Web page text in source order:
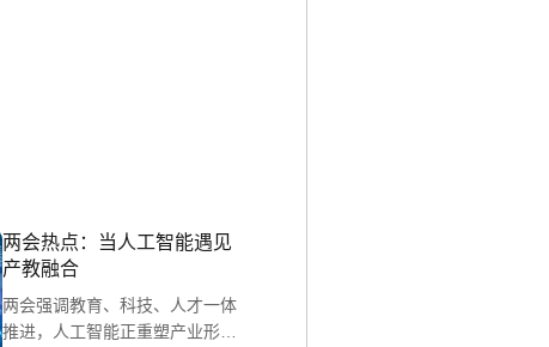
两会热点：当人工智能遇见
产教融合
两会强调教育、科技、人才一体
推进，人工智能正重塑产业形